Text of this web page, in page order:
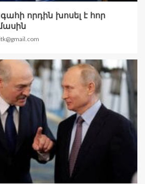
որդին խոսել է հոր